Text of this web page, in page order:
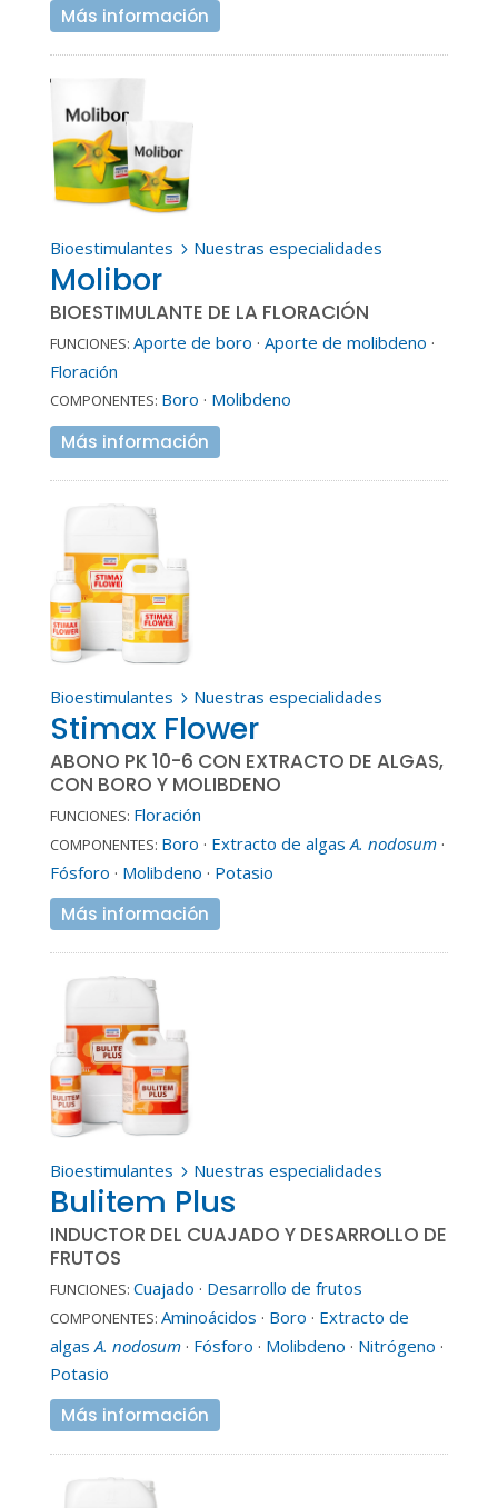
Más información
Bioestimulantes 5 Nuestras especialidades
Molibor
BIOESTIMULANTE DE LA FLORACIÓN
FUNCIONES: Aporte de boro · Aporte de molibdeno ·
Floración
COMPONENTES: Boro · Molibdeno
Más información
Bioestimulantes 5 Nuestras especialidades
Stimax Flower
ABONO PK 10-6 CON EXTRACTO DE ALGAS,
CON BORO Y MOLIBDENO
FUNCIONES: Floración
COMPONENTES: Boro · Extracto de algasA. nodosum·
Fósforo · Molibdeno · Potasio
Más información
Bioestimulantes 5 Nuestras especialidades
Bulitem Plus
INDUCTOR DEL CUAJADO Y DESARROLLO DE
FRUTOS
FUNCIONES: Cuajado · Desarrollo de frutos
COMPONENTES: Aminoácidos · Boro · Extracto de
algasA. nodosum· Fósforo · Molibdeno · Nitrógeno ·
Potasio
Más información